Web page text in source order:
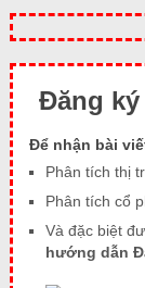
Đăng
Để nhận bài
Phân tích thị
Phân tích cổ
Và đặc biệt
hướng dẫn